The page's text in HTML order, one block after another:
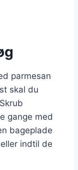
parmesan
skal du
gange med
bageplade
indtil de